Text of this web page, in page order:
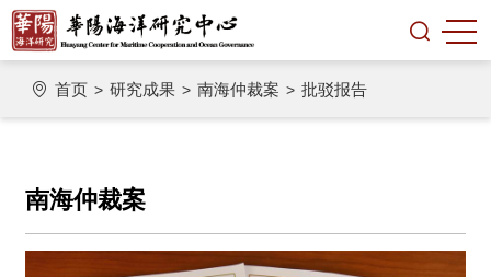
首页 > 研究成果 > 南海仲裁案 > 批驳报告
南海仲裁案